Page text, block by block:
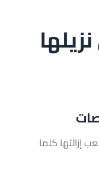
إزالتها كلما